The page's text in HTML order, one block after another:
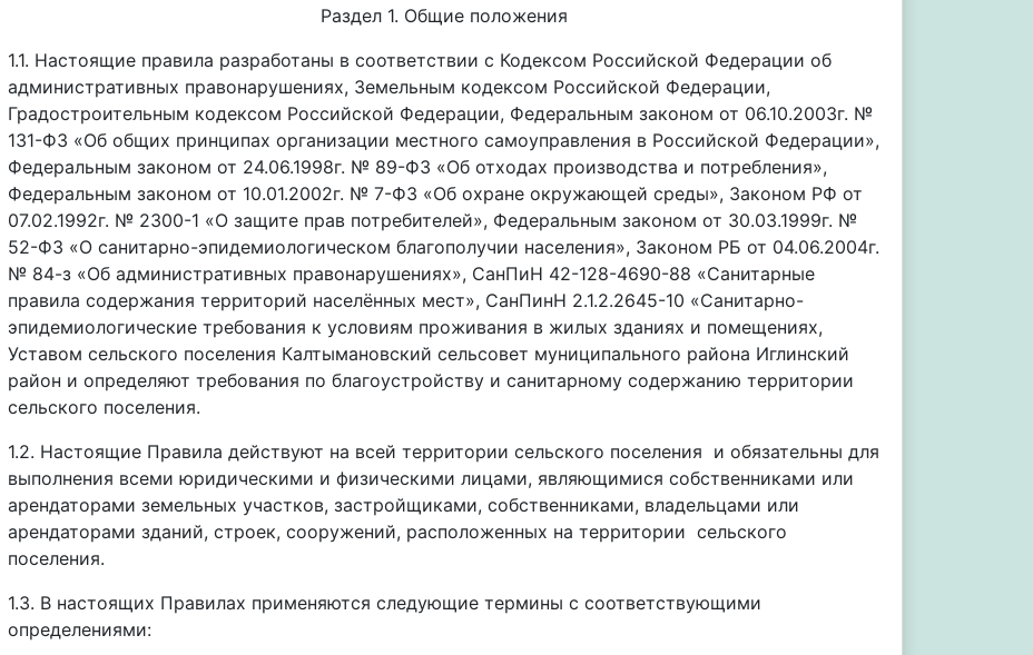
Раздел 1. Общие положения
1.1. Настоящие правила разработаны в соответствии с Кодексом Российской Федерации об
административных правонарушениях, Земельным кодексом Российской Федерации,
Градостроительным кодексом Российской Федерации, Федеральным законом от 06.10.2003г. №
131-ФЗ «Об общих принципах организации местного самоуправления в Российской Федерации»,
Федеральным законом от 24.06.1998г. № 89-ФЗ «Об отходах производства и потребления»,
Федеральным законом от 10.01.2002г. № 7-ФЗ «Об охране окружающей среды», Законом РФ от
07.02.1992г. № 2300-1 «О защите прав потребителей», Федеральным законом от 30.03.1999г. №
52-ФЗ «О санитарно-эпидемиологическом благополучии населения», Законом РБ от 04.06.2004г.
№ 84-з «Об административных правонарушениях», СанПиН 42-128-4690-88 «Санитарные
правила содержания территорий населённых мест», СанПинН 2.1.2.2645-10 «Санитарно-
эпидемиологические требования к условиям проживания в жилых зданиях и помещениях,
Уставом сельского поселения Калтымановский сельсовет муниципального района Иглинский
район и определяют требования по благоустройству и санитарному содержанию территории
сельского поселения.
1.2. Настоящие Правила действуют на всей территории сельского поселения и обязательны для
выполнения всеми юридическими и физическими лицами, являющимися собственниками или
арендаторами земельных участков, застройщиками, собственниками, владельцами или
арендаторами зданий, строек, сооружений, расположенных на территории сельского
поселения.
1.3. В настоящих Правилах применяются следующие термины с соответствующими
определениями: